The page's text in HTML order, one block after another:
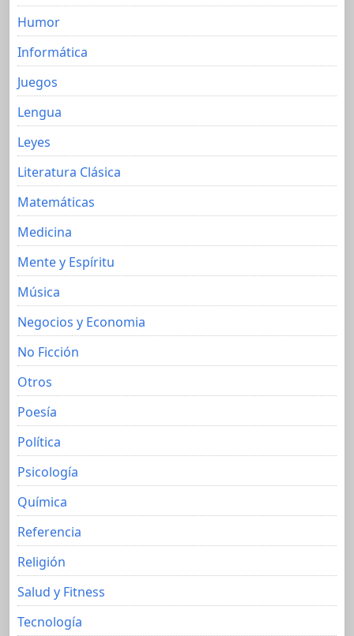
Humor
Informática
Juegos
Lengua
Leyes
Literatura Clásica
Matemáticas
Medicina
Mente y Espíritu
Música
Negocios y Economia
No Ficción
Otros
Poesía
Política
Psicología
Química
Referencia
Religión
Salud y Fitness
Tecnología